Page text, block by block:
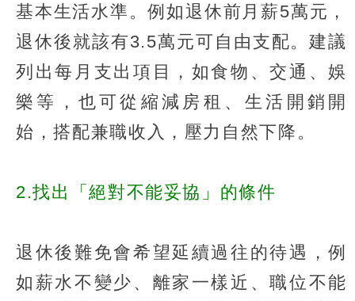
基本生活水準。例如退休前月薪5萬元，
退休後就該有3.5萬元可自由支配。建議
列出每月支出項目，如食物、交通、娛
樂等，也可從縮減房租、生活開銷開
始，搭配兼職收入，壓力自然下降。
2.找出「絕對不能妥協」的條件
退休後難免會希望延續過往的待遇，例
如薪水不變少、離家一樣近、職位不能